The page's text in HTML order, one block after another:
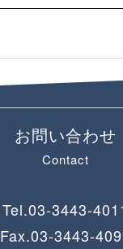
お問い合わせ
Contact
Tel.03-3443-
Fax.03-3443-